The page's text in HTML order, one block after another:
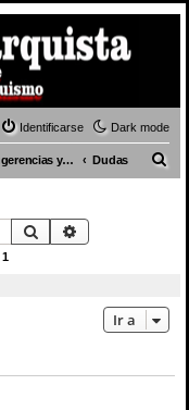
Dark mode
Identificarse
Dudas, sugerencias y presentaciones Dudas
Buscar
1
Ir a